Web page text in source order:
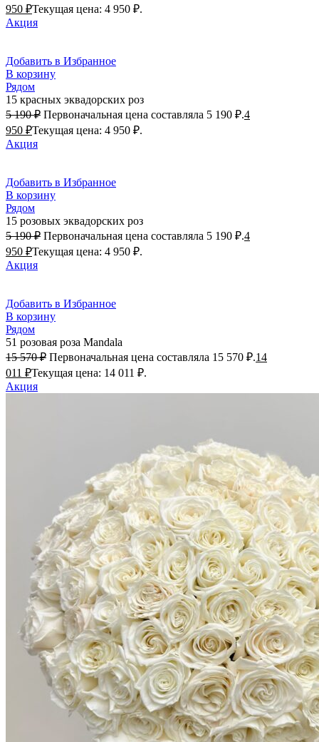
950 ₽Текущая цена: 4 950 ₽.
Акция
Добавить в Избранное
В корзину
Рядом
15 красных эквадорских роз
5 190₽ Первоначальная цена составляла 5 190 ₽.4
950 ₽Текущая цена: 4 950 ₽.
Акция
Добавить в Избранное
В корзину
Рядом
15 розовых эквадорских роз
5 190₽ Первоначальная цена составляла 5 190 ₽.4
950 ₽Текущая цена: 4 950 ₽.
Акция
Добавить в Избранное
В корзину
Рядом
51 розовая роза Mandala
15 570₽ Первоначальная цена составляла 15 570 ₽.14
011 ₽Текущая цена: 14 011 ₽.
Акция